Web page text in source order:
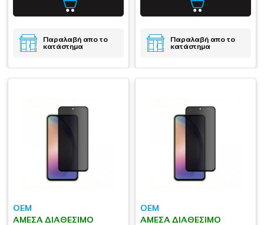
Παραλαβή απο το
κατάστημα
Παραλαβή απο το
κατάστημα
OEM
ΆΜΕΣΑ ΔΙΑΘΈΣΙΜΟ
OEM
ΆΜΕΣΑ ΔΙΑΘΈΣΙΜΟ